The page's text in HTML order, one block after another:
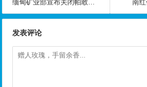
缅甸矿业部宣布关闭帕敢等缅北地区大部分翡翠矿
南
发表评论